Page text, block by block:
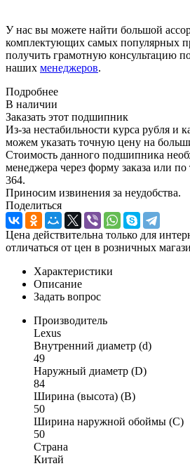
У нас вы можете найти большой
комплектующих самых популярных
получить грамотную консультацию
наших менеджеров.
Подробнее
В наличии
Заказать этот подшипник
Из-за нестабильности курса рубля и
можем указать точную цену на
Стоимость данного подшипника
менеджера через форму заказа или
364.
Приносим извинения за неудобства.
Поделиться
Цена действительна только для
отличаться от цен в розничных
Характеристики
Описание
Задать вопрос
Производитель
Lexus
Внутренний диаметр (d)
49
Наружный диаметр (D)
84
Ширина (высота) (B)
50
Ширина наружной обоймы (C)
50
Страна
Китай